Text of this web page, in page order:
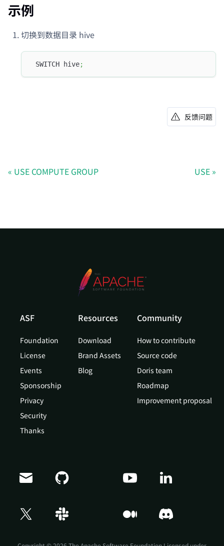
示例
切换到数据目录 hive
SWITCH hive;
反馈问题
USE COMPUTE GROUP USE
ASF
Foundation
License
Events
Sponsorship
Privacy
Security
Thanks
Resources
Download
Brand Assets
Blog
Community
How to contribute
Source code
Doris team
Roadmap
Improvement proposal
Doris Summit 26